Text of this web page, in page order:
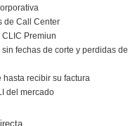
de Call Center
CLIC Premiun
fechas de corte y perdidas de
hasta recibir su factura
del mercado